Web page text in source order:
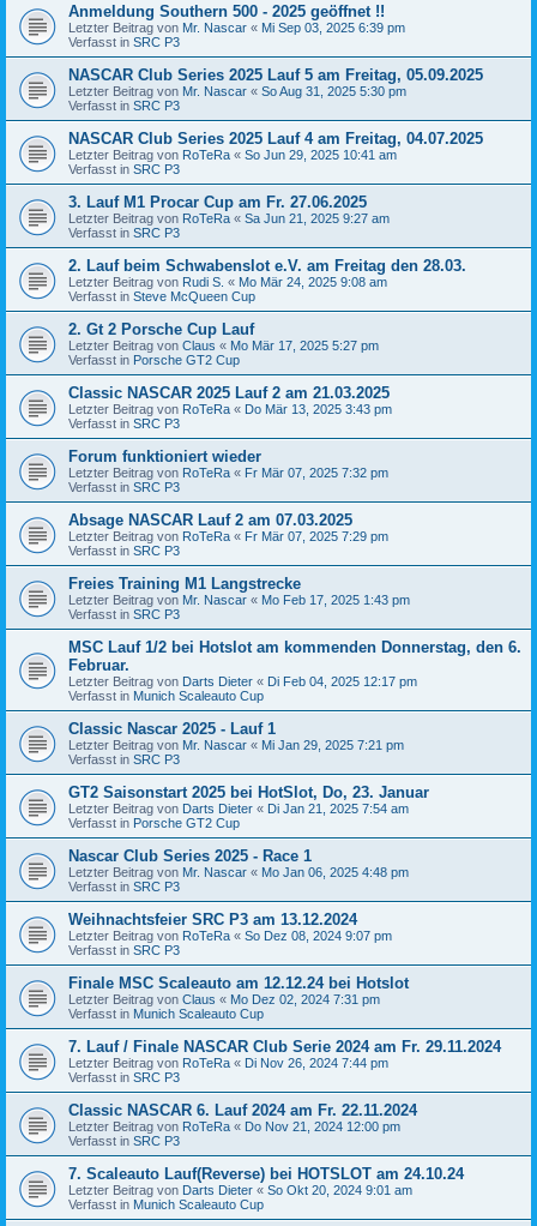
Anmeldung Southern 500 - 2025 geöffnet !!
Letzter Beitrag von Mr. Nascar « Mi Sep 03, 2025 6:39 pm
Verfasst in SRC P3
NASCAR Club Series 2025 Lauf 5 am Freitag, 05.09.2025
Letzter Beitrag von Mr. Nascar « So Aug 31, 2025 5:30 pm
Verfasst in SRC P3
NASCAR Club Series 2025 Lauf 4 am Freitag, 04.07.2025
Letzter Beitrag von RoTeRa « So Jun 29, 2025 10:41 am
Verfasst in SRC P3
3. Lauf M1 Procar Cup am Fr. 27.06.2025
Letzter Beitrag von RoTeRa « Sa Jun 21, 2025 9:27 am
Verfasst in SRC P3
2. Lauf beim Schwabenslot e.V. am Freitag den 28.03.
Letzter Beitrag von Rudi S. « Mo Mär 24, 2025 9:08 am
Verfasst in Steve McQueen Cup
2. Gt 2 Porsche Cup Lauf
Letzter Beitrag von Claus « Mo Mär 17, 2025 5:27 pm
Verfasst in Porsche GT2 Cup
Classic NASCAR 2025 Lauf 2 am 21.03.2025
Letzter Beitrag von RoTeRa « Do Mär 13, 2025 3:43 pm
Verfasst in SRC P3
Forum funktioniert wieder
Letzter Beitrag von RoTeRa « Fr Mär 07, 2025 7:32 pm
Verfasst in SRC P3
Absage NASCAR Lauf 2 am 07.03.2025
Letzter Beitrag von RoTeRa « Fr Mär 07, 2025 7:29 pm
Verfasst in SRC P3
Freies Training M1 Langstrecke
Letzter Beitrag von Mr. Nascar « Mo Feb 17, 2025 1:43 pm
Verfasst in SRC P3
MSC Lauf 1/2 bei Hotslot am kommenden Donnerstag, den 6.
Februar.
Letzter Beitrag von Darts Dieter « Di Feb 04, 2025 12:17 pm
Verfasst in Munich Scaleauto Cup
Classic Nascar 2025 - Lauf 1
Letzter Beitrag von Mr. Nascar « Mi Jan 29, 2025 7:21 pm
Verfasst in SRC P3
GT2 Saisonstart 2025 bei HotSlot, Do, 23. Januar
Letzter Beitrag von Darts Dieter « Di Jan 21, 2025 7:54 am
Verfasst in Porsche GT2 Cup
Nascar Club Series 2025 - Race 1
Letzter Beitrag von Mr. Nascar « Mo Jan 06, 2025 4:48 pm
Verfasst in SRC P3
Weihnachtsfeier SRC P3 am 13.12.2024
Letzter Beitrag von RoTeRa « So Dez 08, 2024 9:07 pm
Verfasst in SRC P3
Finale MSC Scaleauto am 12.12.24 bei Hotslot
Letzter Beitrag von Claus « Mo Dez 02, 2024 7:31 pm
Verfasst in Munich Scaleauto Cup
7. Lauf / Finale NASCAR Club Serie 2024 am Fr. 29.11.2024
Letzter Beitrag von RoTeRa « Di Nov 26, 2024 7:44 pm
Verfasst in SRC P3
Classic NASCAR 6. Lauf 2024 am Fr. 22.11.2024
Letzter Beitrag von RoTeRa « Do Nov 21, 2024 12:00 pm
Verfasst in SRC P3
7. Scaleauto Lauf(Reverse) bei HOTSLOT am 24.10.24
Letzter Beitrag von Darts Dieter « So Okt 20, 2024 9:01 am
Verfasst in Munich Scaleauto Cup